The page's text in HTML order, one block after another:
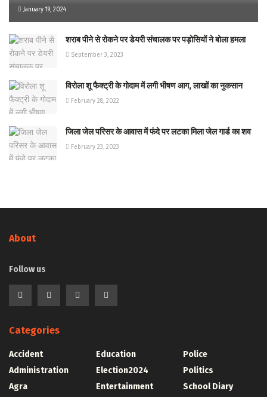
January 19, 2024
शराब पीने से रोकने पर डेयरी संचालक पर पड़ोसियों ने बोला हमला
September 3, 2023
विरोला शू फैक्ट्री के गोदाम में लगी भीषण आग, लाखों का नुकसान
February 28, 2022
जिला जेल परिसर के आवास में फंदे पर लटका मिला जेल गार्ड का शव
February 23, 2023
About
Follow us
Categories
Accident
Administration
Agra
Education
Election2024
Entertainment
Police
Politics
School Diary